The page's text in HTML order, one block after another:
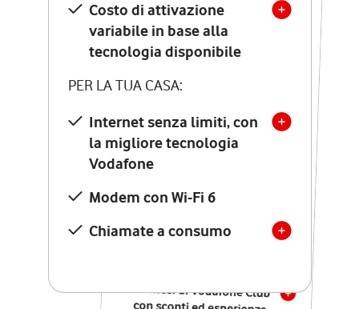
Costo di attivazione
variabile in base alla
tecnologia disponibile
PER LA TUA CASA:
Internet senza limiti, con
la migliore tecnologia
Vodafone
Modem con Wi-Fi 6
Chiamate a consumo
Costo di attivazione
variabile in base alla
tecnologia disponibile
PER LA TUA CASA:
Internet senza limiti, con
la migliore tecnologia
Vodafone
Modem Seven con Wi-Fi 7
Chiamate illimitate verso
numeri fissi e mobili
nazionali
12 mesi di Vodafone Club
con sconti ed esperienze
esclusive, poi si disattiva